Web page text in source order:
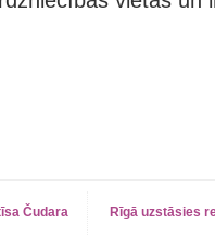
Čudara
Rīgā uzstāsies